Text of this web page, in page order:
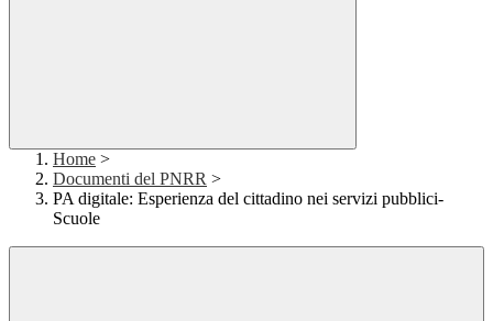
Home >
Documenti del PNRR >
PA digitale: Esperienza del cittadino nei servizi pubblici-
Scuole